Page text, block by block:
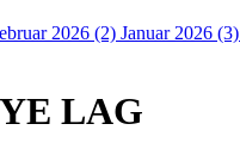
2026 (2) Januar 2026 (3)
LAG